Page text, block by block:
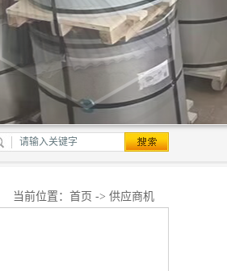
当前位置： 首页 -> 供应商机